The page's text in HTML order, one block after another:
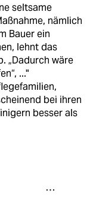
seltsame
nämlich
Bauer ein
lehnt das
„Dadurch wäre
..."
bei ihren
besser als